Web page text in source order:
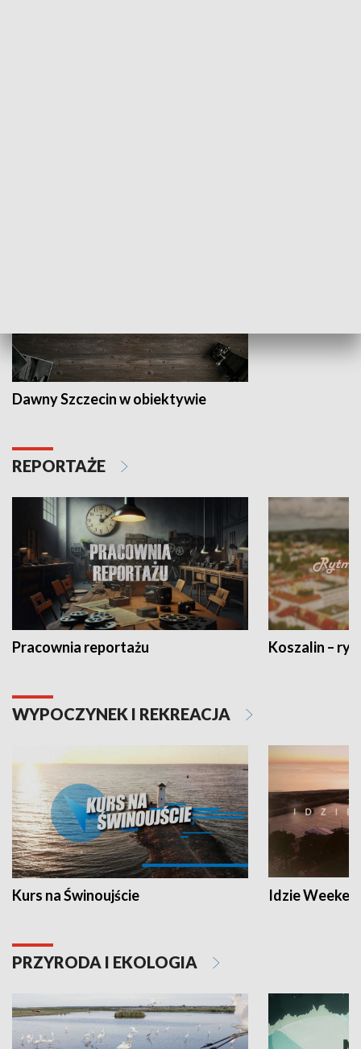
Dawny Szczecin w obiektywie
REPORTAŻE
Pracownia reportażu Koszalin –
WYPOCZYNEK I REKREACJA
Kurs na Świnoujście Idzie
PRZYRODA I EKOLOGIA